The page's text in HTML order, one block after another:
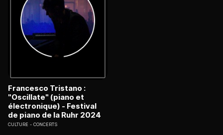
Francesco Tristano :
"Oscillate" (piano et
électronique) - Festival
de piano de la Ruhr 2024
CULTURE CONCERTS